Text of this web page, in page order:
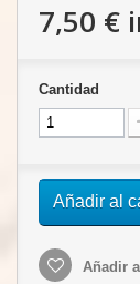
7,50 €
Cantidad
Añadir al
Añadir